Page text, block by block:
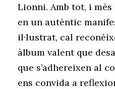
Lionni. Amb tot, i
en un autèntic
il·lustrat, cal
àlbum valent que
que s’adhereixen al
ens convida a